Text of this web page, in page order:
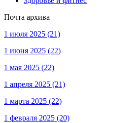
Почта архива
1 июля 2025 (21)
1 июня 2025 (22)
1 мая 2025 (22)
1 апреля 2025 (21)
1 марта 2025 (22)
1 февраля 2025 (20)